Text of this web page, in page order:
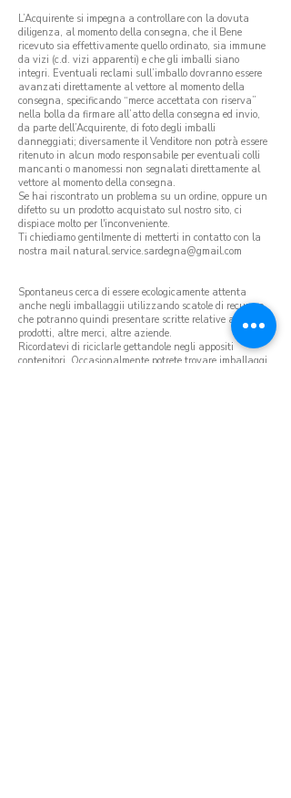
L’Acquirente si impegna a controllare con la dovuta
diligenza, al momento della consegna, che il Bene
ricevuto sia effettivamente quello ordinato, sia immune
da vizi (c.d. vizi apparenti) e che gli imballi siano
integri. Eventuali reclami sull’imballo dovranno essere
avanzati direttamente al vettore al momento della
consegna, specificando “merce accettata con riserva”
nella bolla da firmare all’atto della consegna ed invio,
da parte dell’Acquirente, di foto degli imballi
danneggiati; diversamente il Venditore non potrà essere
ritenuto in alcun modo responsabile per eventuali colli
mancanti o manomessi non segnalati direttamente al
vettore al momento della consegna.
Se hai riscontrato un problema su un ordine, oppure un
difetto su un prodotto acquistato sul nostro sito, ci
dispiace molto per l'inconveniente.
Ti chiediamo gentilmente di metterti in contatto con la
nostra mail natural.service.sardegna@gmail.com
Spontaneus cerca di essere ecologicamente attenta
anche negli imballaggii utilizzando scatole di recupero
che potranno quindi presentare scritte relative ad altri
prodotti, altre merci, altre aziende.
Ricordatevi di riciclarle gettandole negli appositi
contenitori. Occasionalmente potrete trovare imballaggi